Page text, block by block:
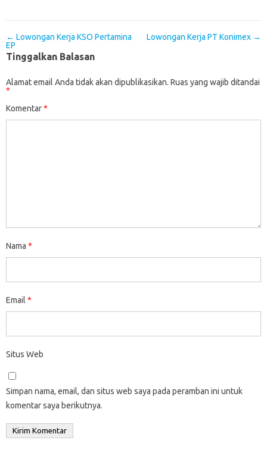
Post navigation
← Lowongan Kerja KSO Pertamina
EP
Lowongan Kerja PT Konimex →
Tinggalkan Balasan
Alamat email Anda tidak akan dipublikasikan. Ruas yang wajib ditandai
*
Komentar*
Nama *
Email *
Situs Web
Simpan nama, email, dan situs web saya pada peramban ini untuk
komentar saya berikutnya.